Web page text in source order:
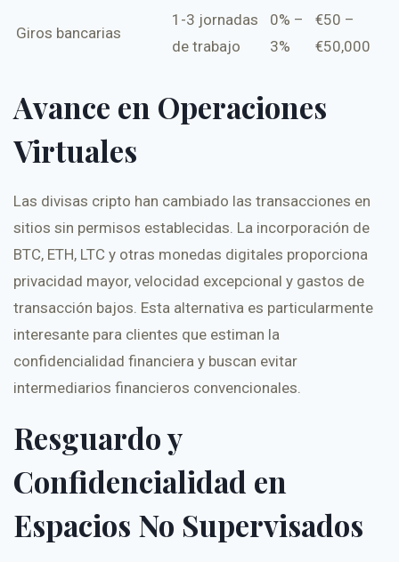
Giros bancarias
1-3 jornadas
de trabajo
0% –
3%
€50 –
€50,000
Avance en Operaciones
Virtuales
Las divisas cripto han cambiado las transacciones en
sitios sin permisos establecidas. La incorporación de
BTC, ETH, LTC y otras monedas digitales proporciona
privacidad mayor, velocidad excepcional y gastos de
transacción bajos. Esta alternativa es particularmente
interesante para clientes que estiman la
confidencialidad financiera y buscan evitar
intermediarios financieros convencionales.
Resguardo y
Confidencialidad en
Espacios No Supervisados